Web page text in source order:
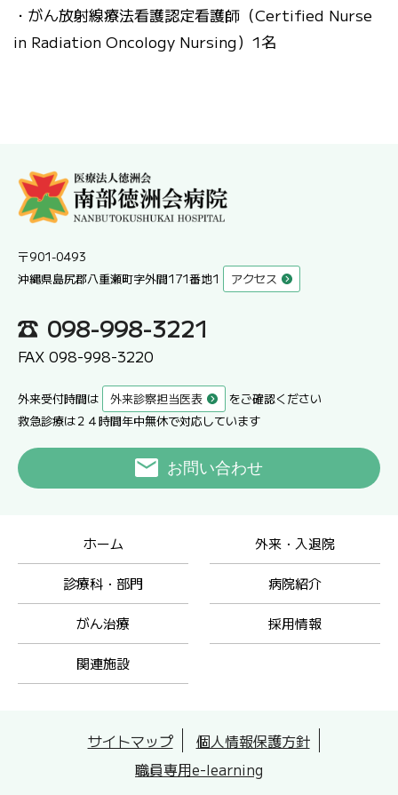
・がん放射線療法看護認定看護師（Certified Nurse
in Radiation Oncology Nursing）1名
〒901-0493
沖縄県島尻郡八重瀬町字外間171番地1
アクセス
098-998-3221
FAX 098-998-3220
外来受付時間は 外来診察担当医表
をご確認ください
救急診療は２４時間年中無休で対応しています
お問い合わせ
ホーム 外来・入退院
診療科・部門 病院紹介
がん治療 採用情報
関連施設
サイトマップ
個人情報保護方針
職員専用e-learning